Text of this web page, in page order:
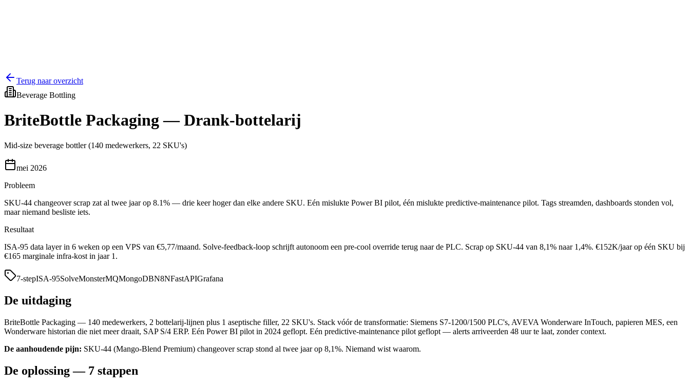
Terug naar overzicht
Beverage Bottling
BriteBottle Packaging — Drank-bottelarij
Mid-size beverage bottler (140 medewerkers, 22 SKU's)
mei 2026
Probleem
SKU-44 changeover scrap zat al twee jaar op 8.1% — drie keer hoger dan elke andere SKU. Eén mislukte Power BI pilot, één mislukte predictive-maintenance pilot. Tags streamden, dashboards stonden vol,
maar niemand besliste iets.
Resultaat
ISA-95 data layer in 6 weken op een VPS van €5,77/maand. Solve-feedback-loop schrijft autonoom een pre-cool override terug naar de PLC. Scrap op SKU-44 van 8,1% naar 1,4%. €152K/jaar op één SKU bij
€165 marginale infra-kost in jaar 1.
7-stepISA-95SolveMonsterMQMongoDBN8NFastAPIGrafana
De uitdaging
BriteBottle Packaging — 140 medewerkers, 2 bottelarij-lijnen plus 1 aseptische filler, 22 SKU's. Stack vóór de transformatie: Siemens S7-1200/1500 PLC's, AVEVA Wonderware InTouch, papieren MES, een
Wonderware historian die niet meer draait, SAP S/4 ERP. Eén Power BI pilot in 2024 geflopt. Eén predictive-maintenance pilot geflopt — alerts arriveerden 48 uur te laat, zonder context.
De aanhoudende pijn: SKU-44 (Mango-Blend Premium) changeover scrap stond al twee jaar op 8,1%. Niemand wist waarom.
De oplossing — 7 stappen